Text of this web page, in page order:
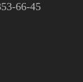
66-45